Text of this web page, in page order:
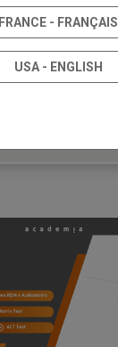
14:00 (CEST)
BARI
AUDIOLOGÍA
FRANCE - FRANÇAIS
USA - ENGLISH